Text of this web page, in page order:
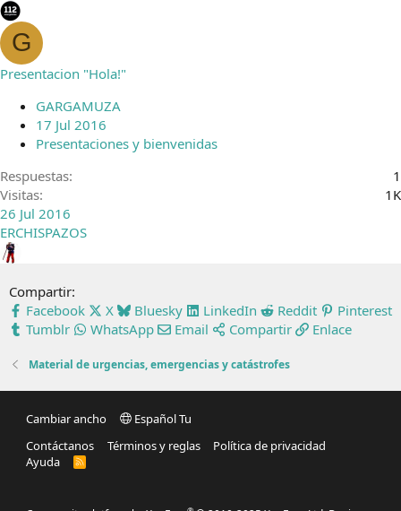
G
Presentacion "Hola!"
GARGAMUZA
17 Jul 2016
Presentaciones y bienvenidas
Respuestas
1
Visitas
1K
26 Jul 2016
ERCHISPAZOS
Compartir:
Facebook
X Bluesky LinkedIn Reddit
Pinterest
Tumblr
WhatsApp Email Compartir Enlace
Material de urgencias, emergencias y catástrofes
Cambiar ancho
Español Tu
Contáctanos
Términos y reglas
Política de privacidad
Ayuda
R
S